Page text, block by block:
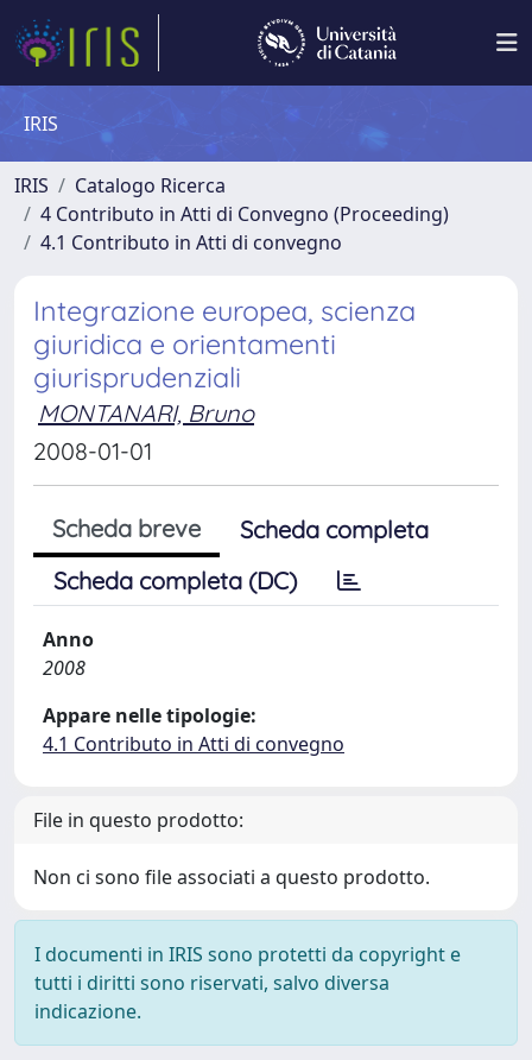
IRIS
IRIS
Catalogo Ricerca
4 Contributo in Atti di Convegno (Proceeding)
4.1 Contributo in Atti di convegno
Integrazione europea, scienza
giuridica e orientamenti
giurisprudenziali
MONTANARI, Bruno
2008-01-01
Scheda breve
Scheda completa
Scheda completa (DC)
Anno
2008
Appare nelle tipologie:
4.1 Contributo in Atti di convegno
File in questo prodotto:
Non ci sono file associati a questo prodotto.
I documenti in IRIS sono protetti da copyright e
tutti i diritti sono riservati, salvo diversa
indicazione.